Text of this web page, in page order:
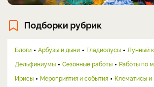
Подборки рубрик
Блоги Арбузы и дыни Гладиолусы
Лунный
Дельфиниумы
Сезонные работы
Работы по
Ирисы
Мероприятия и события
Клематисы и